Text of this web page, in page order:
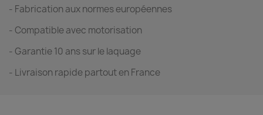
- Fabrication aux normes européennes
- Compatible avec motorisation
- Garantie 10 ans sur le laquage
- Livraison rapide partout en France